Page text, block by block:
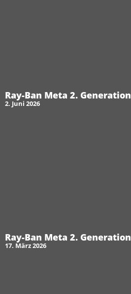
Ray-Ban Meta 2. Generation
2. Juni 2026
Ray-Ban Meta 2. Generation
17. März 2026